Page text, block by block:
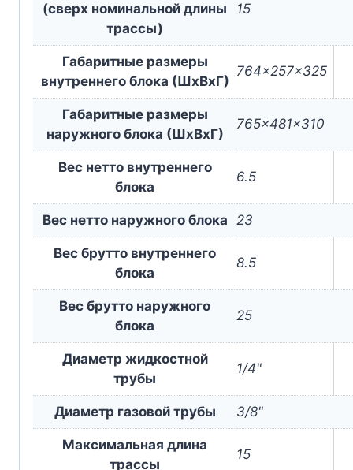
(сверх номинальной длины
трассы)
15
Габаритные размеры
внутреннего блока (ШxВxГ)
764x257x325
Габаритные размеры
наружного блока (ШxВxГ)
765x481x310
Вес нетто внутреннего
блока
6.5
Вес нетто наружного блока 23
Вес брутто внутреннего
блока
8.5
Вес брутто наружного
блока
25
Диаметр жидкостной
трубы
1/4"
Диаметр газовой трубы 3/8"
Максимальная длина
трассы
15